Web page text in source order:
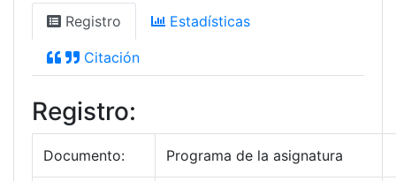
Registro Estadísticas
Citación
Registro:
Documento: Programa de la asignatura